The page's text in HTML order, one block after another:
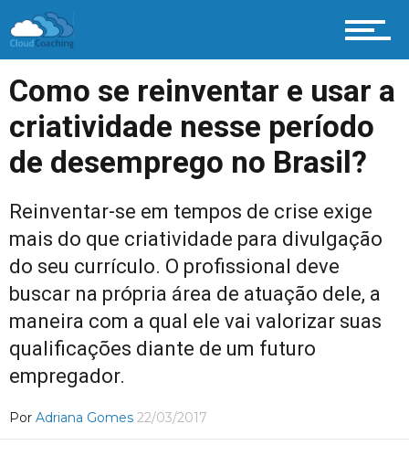
Como se reinventar e usar a
criatividade nesse período
de desemprego no Brasil?
Reinventar-se em tempos de crise exige
mais do que criatividade para divulgação
do seu currículo. O profissional deve
buscar na própria área de atuação dele, a
maneira com a qual ele vai valorizar suas
qualificações diante de um futuro
empregador.
Por Adriana Gomes 22/03/2017